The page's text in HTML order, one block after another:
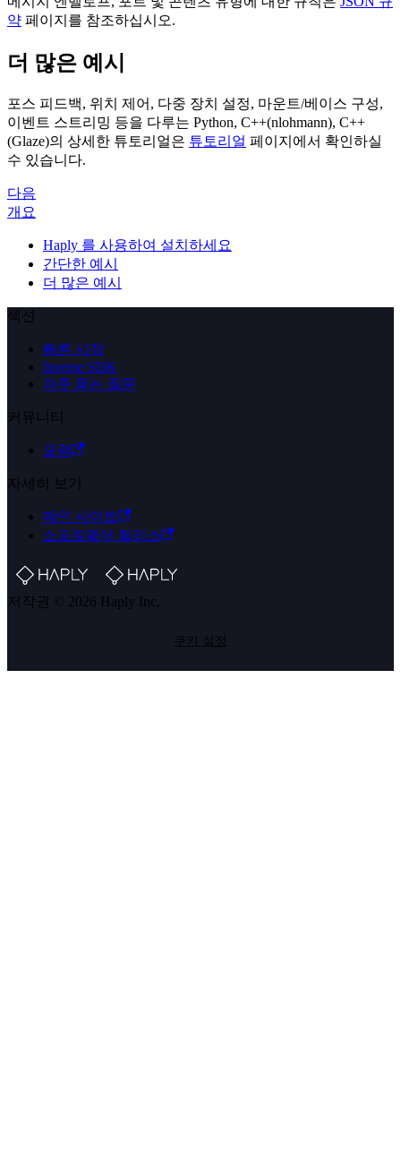
약 페이지를 참조하십시오.
더 많은 예시
포스 피드백, 위치 제어, 다중 장치 설정, 마운트/베이스 구성,
이벤트 스트리밍 등을 다루는 Python, C++(nlohmann), C++
(Glaze)의 상세한 튜토리얼은 튜토리얼 페이지에서 확인하실
수 있습니다.
다음
개요
Haply 를 사용하여 설치하세요
간단한 예시
더 많은 예시
섹션
빠른 시작
Inverse SDK
자주 묻는 질문
커뮤니티
포럼
자세히 보기
메인 사이트
소프트웨어 릴리스
저작권 © 2026 Haply Inc.
쿠키 설정